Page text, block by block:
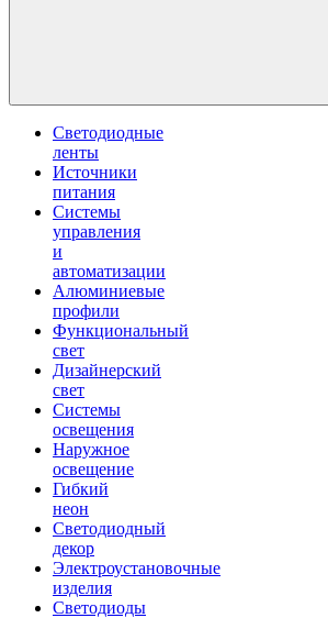
Светодиодные
ленты
Источники
питания
Системы
управления
и
автоматизации
Алюминиевые
профили
Функциональный
свет
Дизайнерский
свет
Системы
освещения
Наружное
освещение
Гибкий
неон
Светодиодный
декор
Электроустановочные
изделия
Светодиоды